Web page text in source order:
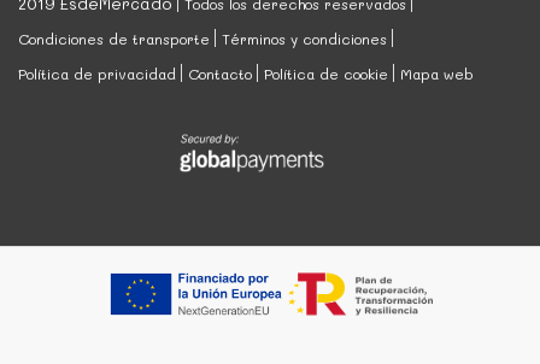
Condiciones de transporte
Términos y condiciones
Política de privacidad
Contacto Política de cookie Mapa web